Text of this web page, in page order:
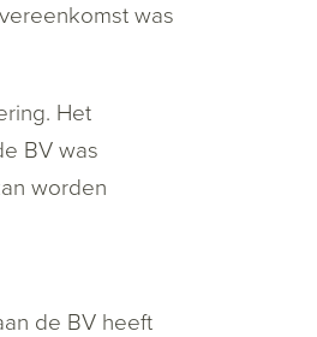
was
Het
BV was
worden
de BV heeft